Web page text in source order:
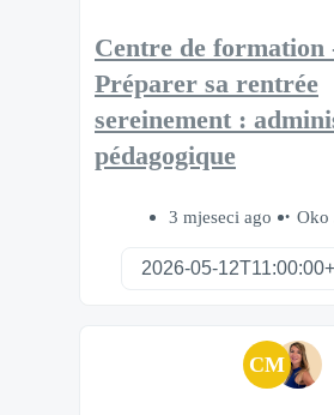
Centre de formation
Préparer sa rentrée
sereinement :
pédagogique
3 mjeseci ago Oko
CM